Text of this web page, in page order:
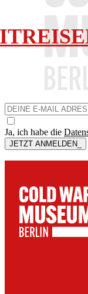
Ja, ich habe die